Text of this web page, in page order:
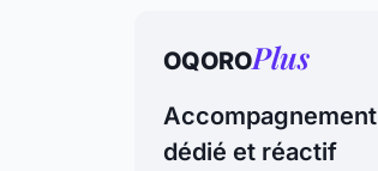
OQOROPlus
Accompagnement
dédié et réactif